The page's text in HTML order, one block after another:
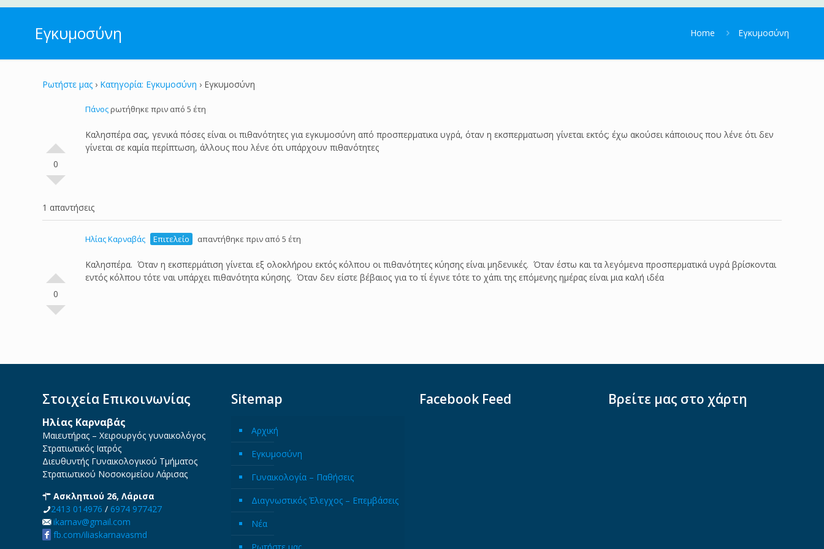
Εγκυμοσύνη Home Εγκυμοσύνη
Ρωτήστε μας › Κατηγορία: Εγκυμοσύνη › Εγκυμοσύνη
0
Πάνοςρωτήθηκε πριν από 5 έτη
Καλησπέρα σας, γενικά πόσες είναι οι πιθανότητες για εγκυμοσύνη από προσπερματικα υγρά, όταν η εκσπερματωση γίνεται εκτός; έχω ακούσει κάποιους που λένε ότι δεν
γίνεται σε καμία περίπτωση, άλλους που λένε ότι υπάρχουν πιθανότητες
1 απαντήσεις
0
Ηλίας Καρναβάς Επιτελείο απαντήθηκε πριν από 5 έτη
Καλησπέρα. Όταν η εκσπερμάτιση γίνεται εξ ολοκλήρου εκτός κόλπου οι πιθανότητες κύησης είναι μηδενικές. Όταν έστω και τα λεγόμενα προσπερματικά υγρά βρίσκονται
εντός κόλπου τότε ναι υπάρχει πιθανότητα κύησης. Όταν δεν είστε βέβαιος για το τί έγινε τότε το χάπι της επόμενης ημέρας είναι μια καλή ιδέα
Στοιχεία Επικοινωνίας
Ηλίας Καρναβάς
Μαιευτήρας – Χειρουργός γυναικολόγος
Στρατιωτικός Ιατρός
Διευθυντής Γυναικολογικού Τμήματος
Στρατιωτικού Νοσοκομείου Λάρισας
Ασκληπιού 26, Λάρισα
2413 014976 / 6974 977427
ikarnav@gmail.com
fb.com/iliaskarnavasmd
Sitemap
Αρχική
Εγκυμοσύνη
Γυναικολογία – Παθήσεις
Διαγνωστικός Έλεγχος – Επεμβάσεις
Νέα
Facebook Feed Βρείτε μας στο χάρτη